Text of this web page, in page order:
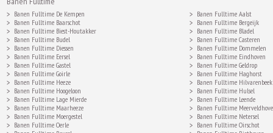
Banen Fulltime De Kempen
Banen Fulltime Aalst
Banen Fulltime Baarschot
Banen Fulltime Bergeijk
Banen Fulltime Biest-Houtakker
Banen Fulltime Bladel
Banen Fulltime Budel
Banen Fulltime Casteren
Banen Fulltime Diessen
Banen Fulltime Dommelen
Banen Fulltime Eersel
Banen Fulltime Eindhoven
Banen Fulltime Gastel
Banen Fulltime Geldrop
Banen Fulltime Goirle
Banen Fulltime Haghorst
Banen Fulltime Heeze
Banen Fulltime Hilvarenbeek
Banen Fulltime Hoogeloon
Banen Fulltime Hulsel
Banen Fulltime Lage Mierde
Banen Fulltime Leende
Banen Fulltime Maarheeze
Banen Fulltime
Banen Fulltime Moergestel
Banen Fulltime Netersel
Banen Fulltime Oerle
Banen Fulltime Oirschot